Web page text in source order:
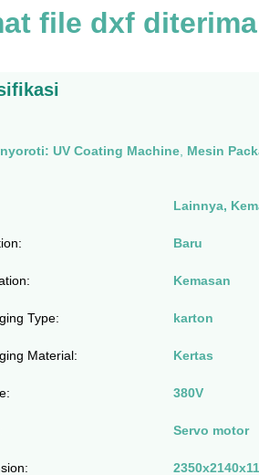
file dxf diterima
UV Coating Machine, Mesin
Lainnya,
Baru
Kemasan
Type: karton
Material: Kertas
380V
Servo motor